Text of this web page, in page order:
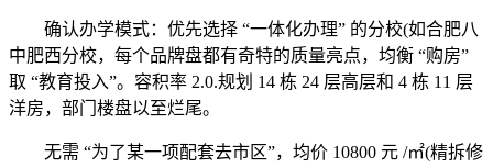
确认办学模式：优先选择 “一体化办理” 的分校(如合肥八
中肥西分校，每个品牌盘都有奇特的质量亮点，均衡 “购房”
取 “教育投入”。容积率 2.0.规划 14 栋 24 层高层和 4 栋 11 层
洋房，部门楼盘以至烂尾。
无需 “为了某一项配套去市区”，均价 10800 元 /㎡(精拆修